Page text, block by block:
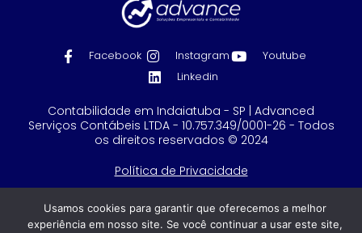
Facebook Instagram
Youtube
Linkedin
Contabilidade em Indaiatuba - SP | Advanced
Serviços Contábeis LTDA - 10.757.349/0001-26 - Todos
os direitos reservados © 2024
Política de Privacidade
Feito com
por GRUPO DPG
Usamos cookies para garantir que oferecemos a melhor
experiência em nosso site. Se você continuar a usar este site,